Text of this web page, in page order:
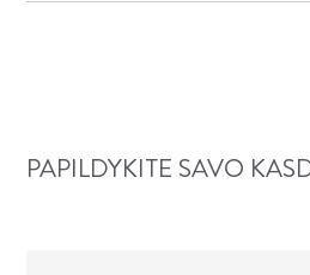
PAPILDYKITE SAVO